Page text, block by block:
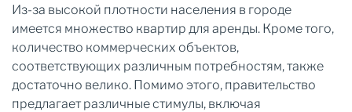
Из-за высокой плотности населения в городе
имеется множество квартир для аренды. Кроме того,
количество коммерческих объектов,
соответствующих различным потребностям, также
достаточно велико. Помимо этого, правительство
предлагает различные стимулы, включая